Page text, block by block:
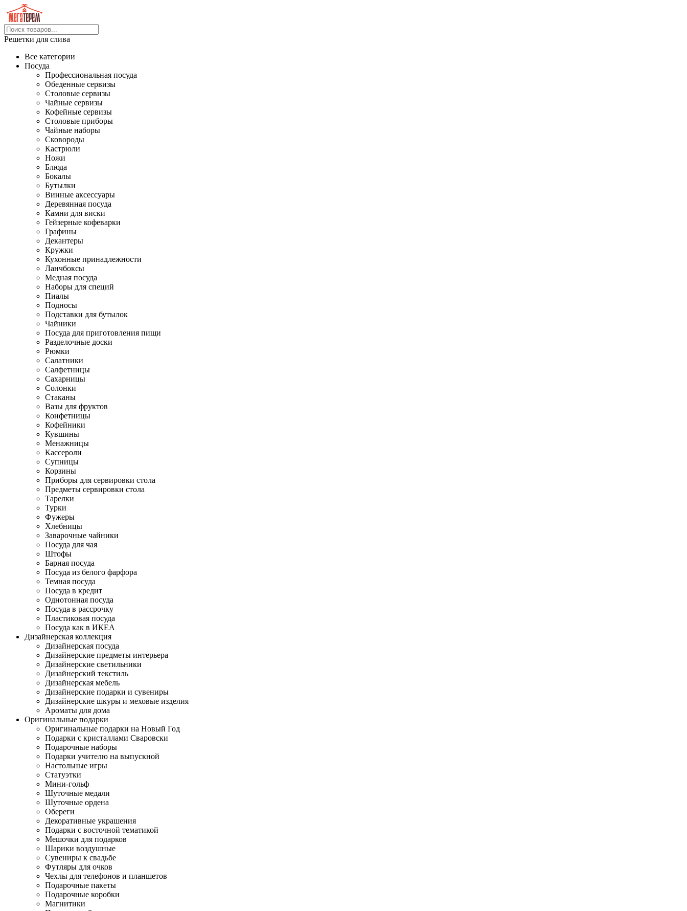
Решетки для слива
Все категории
Посуда
Профессиональная посуда
Обеденные сервизы
Столовые сервизы
Чайные сервизы
Кофейные сервизы
Столовые приборы
Чайные наборы
Сковороды
Кастрюли
Ножи
Блюда
Бокалы
Бутылки
Винные аксессуары
Деревянная посуда
Камни для виски
Гейзерные кофеварки
Графины
Декантеры
Кружки
Кухонные принадлежности
Ланчбоксы
Медная посуда
Наборы для специй
Пиалы
Подносы
Подставки для бутылок
Чайники
Посуда для приготовления пищи
Разделочные доски
Рюмки
Салатники
Салфетницы
Сахарницы
Солонки
Стаканы
Вазы для фруктов
Конфетницы
Кофейники
Кувшины
Менажницы
Кассероли
Супницы
Корзины
Приборы для сервировки стола
Предметы сервировки стола
Тарелки
Турки
Фужеры
Хлебницы
Заварочные чайники
Посуда для чая
Штофы
Барная посуда
Посуда из белого фарфора
Темная посуда
Посуда в кредит
Однотонная посуда
Посуда в рассрочку
Пластиковая посуда
Посуда как в ИКЕА
Дизайнерская коллекция
Дизайнерская посуда
Дизайнерские предметы интерьера
Дизайнерские светильники
Дизайнерский текстиль
Дизайнерская мебель
Дизайнерские подарки и сувениры
Дизайнерские шкуры и меховые изделия
Ароматы для дома
Оригинальные подарки
Оригинальные подарки на Новый Год
Подарки с кристаллами Сваровски
Подарочные наборы
Подарки учителю на выпускной
Настольные игры
Статуэтки
Мини-гольф
Шуточные медали
Шуточные ордена
Обереги
Декоративные украшения
Подарки с восточной тематикой
Мешочки для подарков
Шарики воздушные
Сувениры к свадьбе
Футляры для очков
Чехлы для телефонов и планшетов
Подарочные пакеты
Подарочные коробки
Магнитики